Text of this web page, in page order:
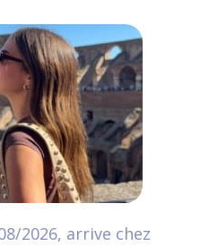
2026, arrive chez